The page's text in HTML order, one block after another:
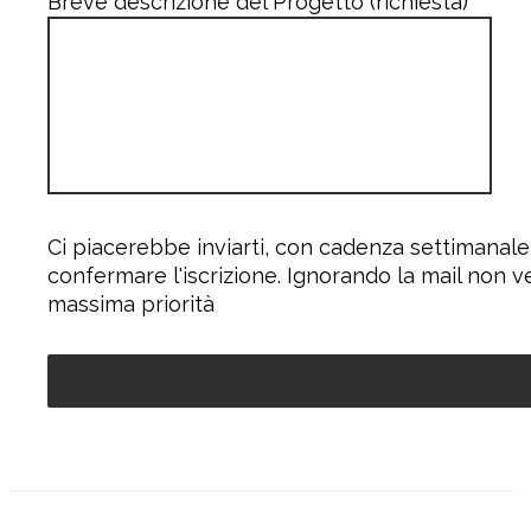
Ci piacerebbe inviarti, con cadenza
confermare l'iscrizione. Ignorando la mail non
massima priorità